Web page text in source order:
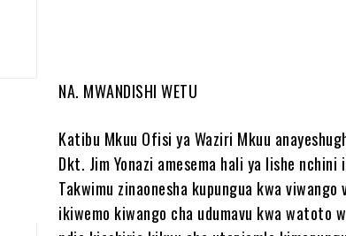
NA. MWANDISHI WETU
Katibu Mkuu Ofisi ya Waziri Mkuu
Dkt. Jim Yonazi amesema hali ya lishe
Takwimu zinaonesha kupungua kwa
ikiwemo kiwango cha udumavu kwa watoto